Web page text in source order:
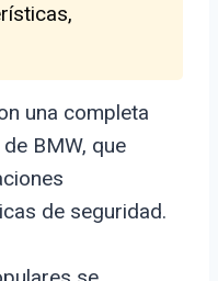
una completa
BMW, que
de seguridad.